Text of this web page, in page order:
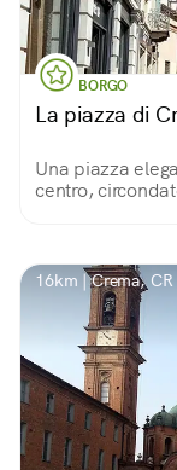
BORGO
La piazza di
Una piazza
centro,
16km | Crema, CR